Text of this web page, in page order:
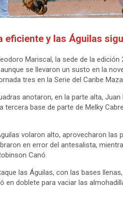
eficiente y las Águilas
Mariscal, la sede de la edición
se llevaron un susto en la
tres en la Serie del Caribe
anotaron, en la parte alta,
base de parte de Melky
volaron alto, aprovecharon
en error del antesalista,
Canó.
las Águilas, con las bases
en doblete para vaciar las